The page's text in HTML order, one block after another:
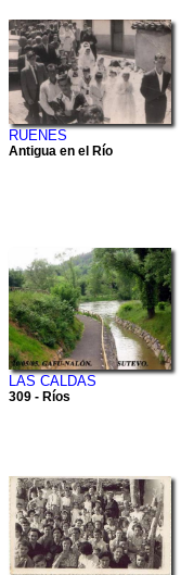
RUENES
Antigua en el Río
LAS CALDAS
309 - Ríos